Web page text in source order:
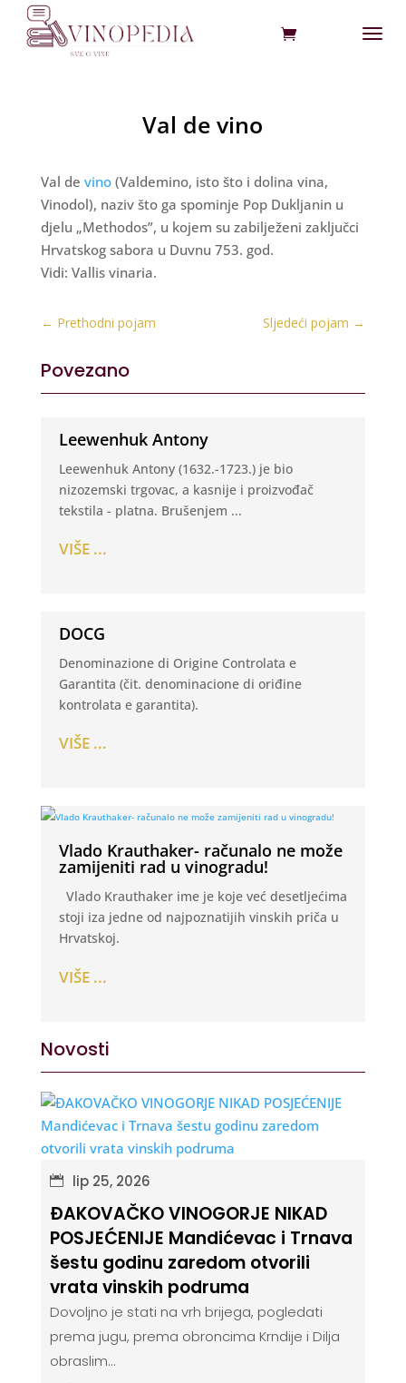
Val de vino
Val de vino(Valdemino, isto što i dolina vina,
Vinodol), naziv što ga spominje Pop Dukljanin u
djelu „Methodos”, u kojem su zabilježeni zaključci
Hrvatskog sabora u Duvnu 753. god.
Vidi: Vallis vinaria.
← Prethodni pojam Sljedeći pojam →
Povezano
Leewenhuk Antony
Leewenhuk Antony (1632.-1723.) je bio
nizozemski trgovac, a kasnije i proizvođač
tekstila - platna. Brušenjem ...
VIŠE ...
DOCG
Denominazione di Origine Controlata e
Garantita (čit. denominacione di oriđine
kontrolata e garantita).
VIŠE ...
Vlado Krauthaker- računalo ne može
zamijeniti rad u vinogradu!
Vlado Krauthaker ime je koje već desetljećima
stoji iza jedne od najpoznatijih vinskih priča u
Hrvatskoj.
VIŠE ...
Novosti
lip 25, 2026
ĐAKOVAČKO VINOGORJE NIKAD
POSJEĆENIJE Mandićevac i Trnava
šestu godinu zaredom otvorili
vrata vinskih podruma
Dovoljno je stati na vrh brijega, pogledati
prema jugu, prema obroncima Krndije i Dilja
obraslim...